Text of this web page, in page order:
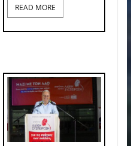
READ MORE